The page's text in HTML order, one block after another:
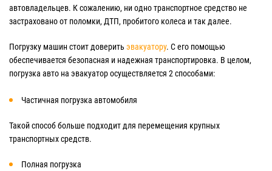
автовладельцев. К сожалению, ни одно транспортное средство не
застраховано от поломки, ДТП, пробитого колеса и так далее.
Погрузку машин стоит доверить эвакуатору. С его помощью
обеспечивается безопасная и надежная транспортировка. В целом,
погрузка авто на эвакуатор осуществляется 2 способами:
Частичная погрузка автомобиля
Такой способ больше подходит для перемещения крупных
транспортных средств.
Полная погрузка